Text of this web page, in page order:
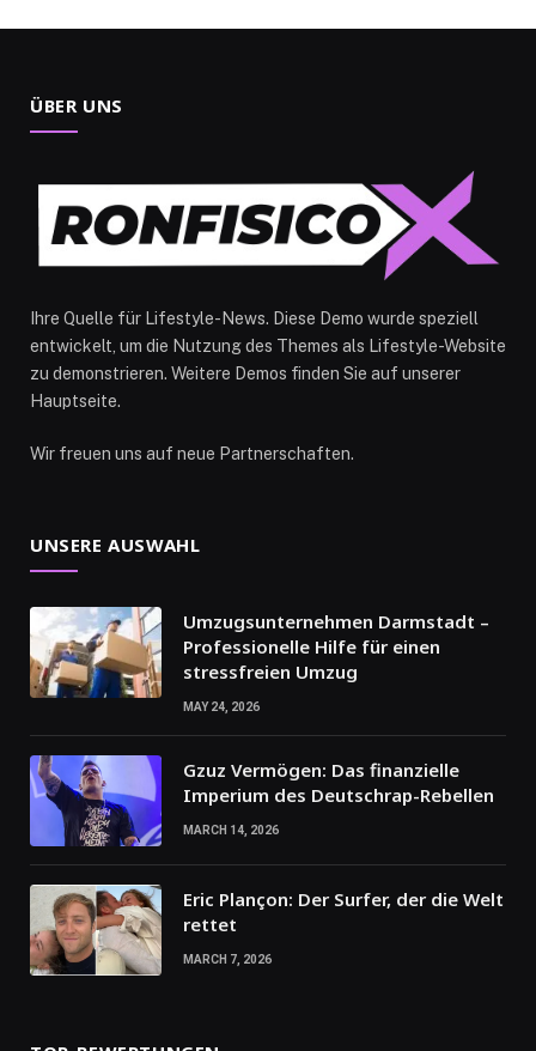
ÜBER UNS
Ihre Quelle für Lifestyle-News. Diese Demo wurde speziell
entwickelt, um die Nutzung des Themes als Lifestyle-Website
zu demonstrieren. Weitere Demos finden Sie auf unserer
Hauptseite.
Wir freuen uns auf neue Partnerschaften.
UNSERE AUSWAHL
Umzugsunternehmen Darmstadt –
Professionelle Hilfe für einen
stressfreien Umzug
MAY 24, 2026
Gzuz Vermögen: Das finanzielle
Imperium des Deutschrap-Rebellen
MARCH 14, 2026
Eric Plançon: Der Surfer, der die Welt
rettet
MARCH 7, 2026